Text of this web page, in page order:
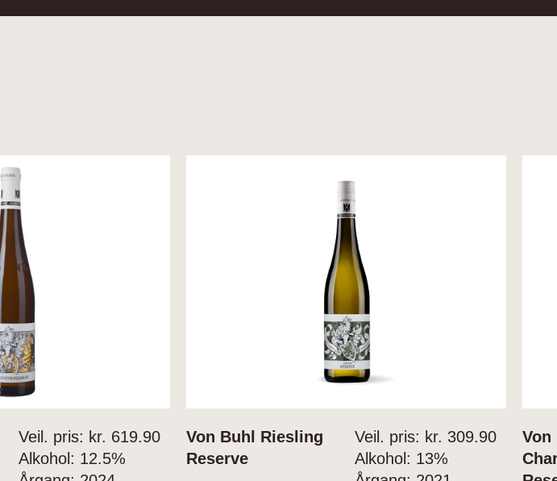
Veil. pris: kr. 619.90
Alkohol: 12.5%
Von Buhl Riesling
Reserve
Veil. pris: kr. 309.90
Alkohol: 13%
Von